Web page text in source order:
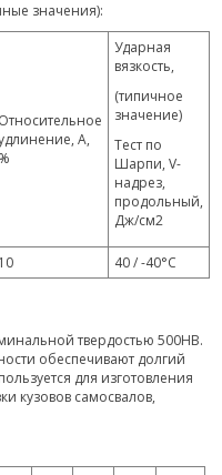
значения):
Относительное
A,
%
Ударная
вязкость,
(типичное
значение)
Тест по
Шарпи, V-
надрез,
продольный,
Дж/см2
10 40 / -40°C
твердостью 500HB.
обеспечивают долгий
для изготовления
кузовов самосвалов,